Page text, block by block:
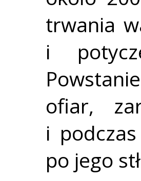
trwania
i
ofiar,
i
po jego